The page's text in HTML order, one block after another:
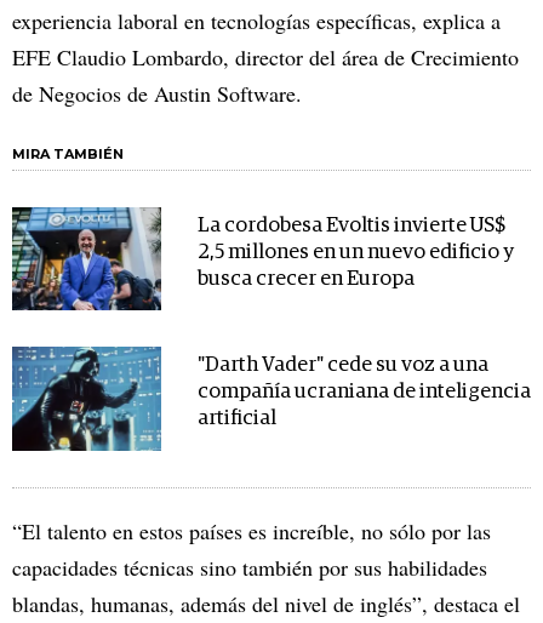
experiencia laboral en tecnologías específicas, explica a
EFE Claudio Lombardo, director del área de Crecimiento
de Negocios de Austin Software.
MIRA TAMBIÉN
La cordobesa Evoltis invierte US$
2,5 millones en un nuevo edificio y
busca crecer en Europa
"Darth Vader" cede su voz a una
compañía ucraniana de inteligencia
artificial
“El talento en estos países es increíble, no sólo por las
capacidades técnicas sino también por sus habilidades
blandas, humanas, además del nivel de inglés”, destaca el